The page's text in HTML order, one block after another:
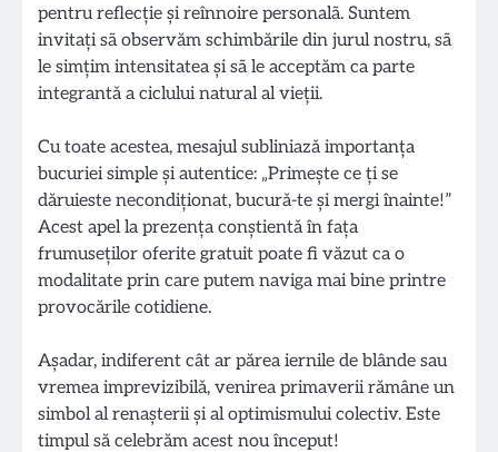
pentru reflecție și reînnoire personalã. Suntem
invitați sã observăm schimbările din jurul nostru, sã
le simțim intensitatea și sã le acceptăm ca parte
integrantǎ a ciclului natural al vieții.
Cu toate acestea, mesajul subliniazǎ importanța
bucuriei simple și autentice: „Primește ce ți se
dăruieste necondiționat, bucurǎ-te și mergi înainte!”
Acest apel la prezența conștientǎ în fața
frumuseților oferite gratuit poate fi văzut ca o
modalitate prin care putem naviga mai bine printre
provocările cotidiene.
Așadar, indiferent cât ar părea iernile de blânde sau
vremea imprevizibilǎ, venirea primaverii rămâne un
simbol al renașterii și al optimismului colectiv. Este
timpul să celebrăm acest nou început!